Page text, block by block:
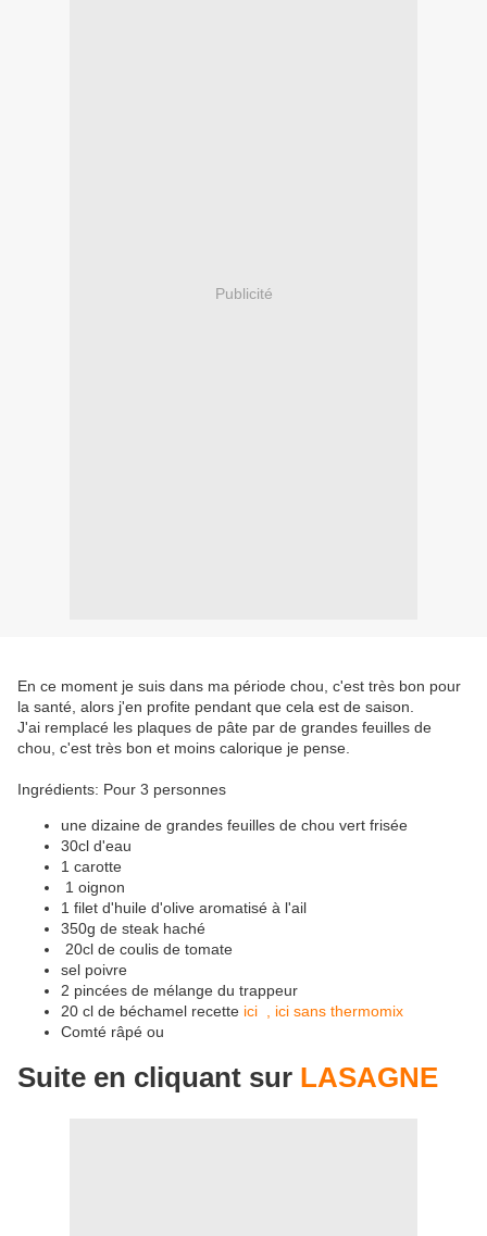
Publicité
En ce moment je suis dans ma période chou, c'est très bon pour
la santé, alors j'en profite pendant que cela est de saison.
J'ai remplacé les plaques de pâte par de grandes feuilles de
chou, c'est très bon et moins calorique je pense.
Ingrédients: Pour 3 personnes
une dizaine de grandes feuilles de chou vert frisée
30cl d'eau
1 carotte
1 oignon
1 filet d'huile d'olive aromatisé à l'ail
350g de steak haché
20cl de coulis de tomate
sel poivre
2 pincées de mélange du trappeur
20 cl de béchamel recette ici , ici sans thermomix
Comté râpé ou
Suite en cliquant sur LASAGNE